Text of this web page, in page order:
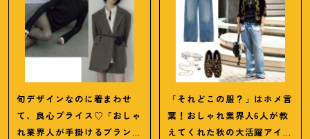
旬デザインなのに着まわせ
て、良心プライス♡「おしゃ
れ業界人が手掛けるブラン
「それどこの服？」はホメ言
葉！おしゃれ業界人6人が教
えてくれた秋の大活躍アイテ